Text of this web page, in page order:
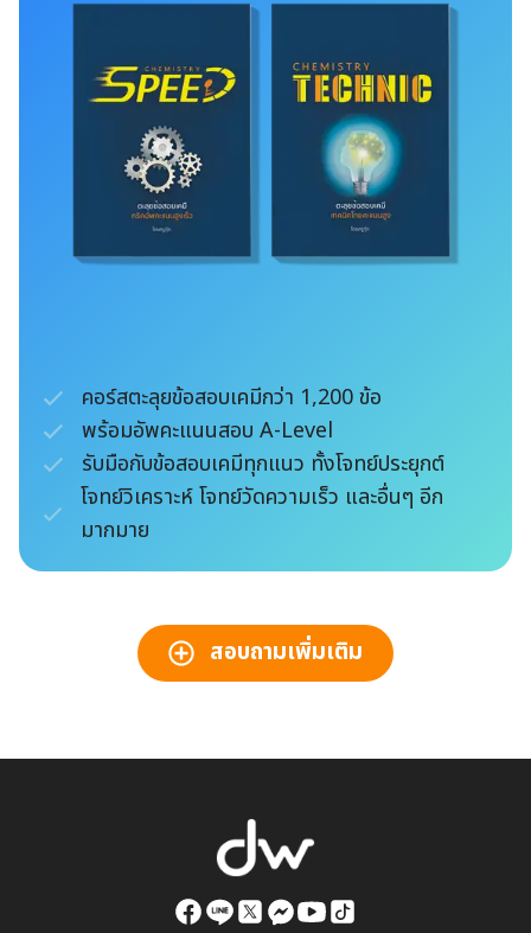
คอร์สตะลุยข้อสอบเคมีกว่า 1,200 ข้อ
พร้อมอัพคะแนนสอบ A-Level
รับมือกับข้อสอบเคมีทุกแนว ทั้งโจทย์ประยุกต์
โจทย์วิเคราะห์ โจทย์วัดความเร็ว และอื่นๆ อีก
มากมาย
สอบถามเพิ่มเติม